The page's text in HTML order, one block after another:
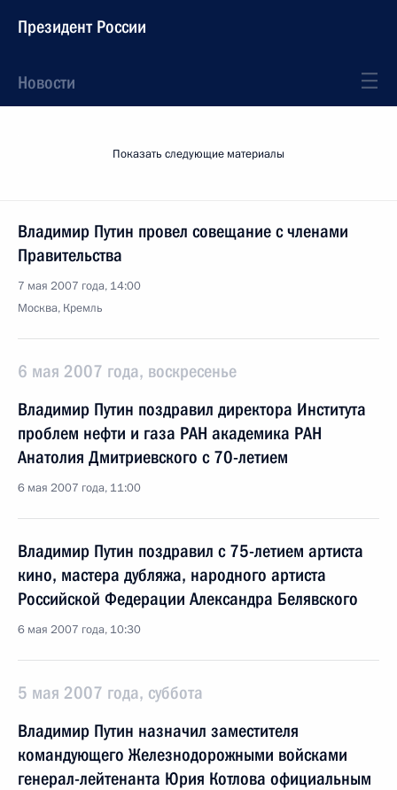
Президент России
Новости
Показать следующие материалы
Владимир Путин провел совещание с членами
Правительства
7 мая 2007 года, 14:00
Москва, Кремль
6 мая 2007 года, воскресенье
Владимир Путин поздравил директора Института
проблем нефти и газа РАН академика РАН
Анатолия Дмитриевского с 70-летием
6 мая 2007 года, 11:00
Владимир Путин поздравил с 75-летием артиста
кино, мастера дубляжа, народного артиста
Российской Федерации Александра Белявского
6 мая 2007 года, 10:30
5 мая 2007 года, суббота
Владимир Путин назначил заместителя
командующего Железнодорожными войсками
генерал-лейтенанта Юрия Котлова официальным